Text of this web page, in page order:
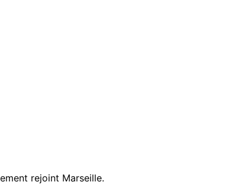
rejoint Marseille.